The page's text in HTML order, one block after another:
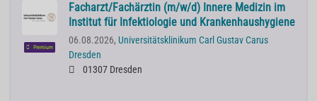
Premium
Facharzt/Fachärztin (m/w/d) Innere Medizin im
Institut für Infektiologie und Krankenhaushygiene
06.08.2026, Universitätsklinikum Carl Gustav Carus
Dresden
01307 Dresden